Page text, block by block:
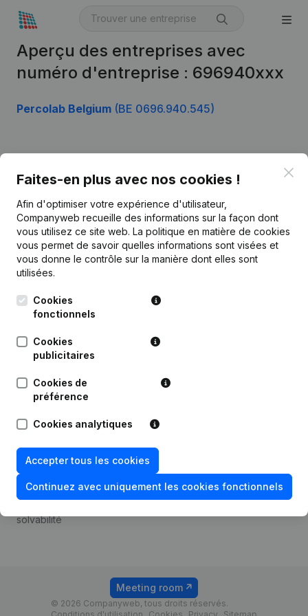
Aperçu des entreprises avec
numéro d'entreprise : 696940xxx
Percolab Belgium (BE 0696.940.545)
Faites-en plus avec nos cookies !
Afin d'optimiser votre expérience d'utilisateur,
Companyweb recueille des informations sur la façon dont
vous utilisez ce site web. La politique en matière de cookies
vous permet de savoir quelles informations sont visées et
vous donne le contrôle sur la manière dont elles sont
utilisées.
Cookies
fonctionnels
Cookies
publicitaires
Cookies de
préférence
Cookies analytiques
Accepter tous les cookies
Continuez avec uniquement les cookies fonctionnels
Français
Kantorenpark Everest
Leuvensesteenweg
1800 Vilvoorde
Informations d’entreprise
Monitoring
Recherche internationale
Prospection
Compliance et prévention
de la fraude
Consulter des comptes
Recherche de numéro de
TVA
solvabilité
Tarifs
© 2026 Companyweb, tous droits réservés.
Meeting room